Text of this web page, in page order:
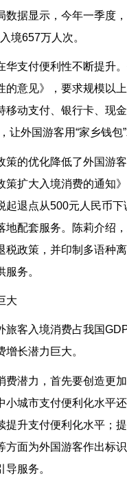
数据显示，今年一季度
境657万人次。
华支付便利性不断提升
的意见》，要求规模以
移动支付、银行卡、现
让外国游客用“家乡钱包
策的优化降低了外国游
策扩大入境消费的通知
起退点从500元人民币
地配套服务。陈莉介绍
税政策，并印制多语种
务。
大
旅客入境消费占我国
长潜力巨大。
费潜力，首先要创造更
小城市支付便利化水平
提升支付便利化水平；
方面为外国游客作出标
服务。